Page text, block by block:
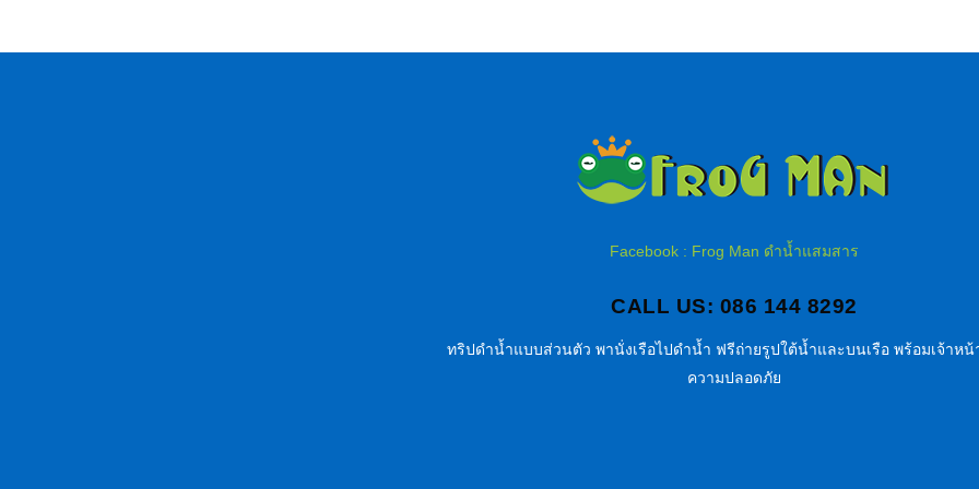
Facebook : Frog Man ดำน้ำแสมสาร
CALL US: 086 144 8292
ทริปดำน้ำแบบส่วนตัว พานั่งเรือไปดำน้ำ ฟรีถ่ายรูปใต้น้ำและบนเรือ พร้อมเจ้าห
ความปลอดภัย